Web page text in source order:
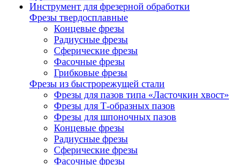
Инструмент для фрезерной обработки
Фрезы твердосплавные
Концевые фрезы
Радиусные фрезы
Сферические фрезы
Фасочные фрезы
Грибковые фрезы
Фрезы из быстрорежущей стали
Фрезы для пазов типа «Ласточкин хвост»
Фрезы для Т-образных пазов
Фрезы для шпоночных пазов
Концевые фрезы
Радиусные фрезы
Сферические фрезы
Фасочные фрезы